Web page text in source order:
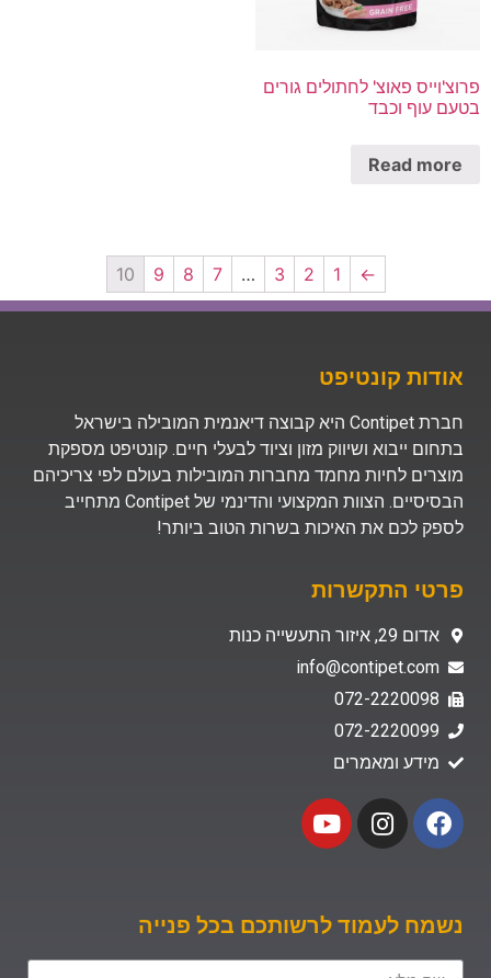
פרוצ'וייס פאוצ' לחתולים גורים
בטעם עוף וכבד
Read more
←
1
2
3
…
7
8
9
10
אודות קונטיפט
חברת Contipet היא קבוצה דיאנמית המובילה בישראל
בתחום ייבוא ושיווק מזון וציוד לבעלי חיים. קונטיפט מספקת
מוצרים לחיות מחמד מחברות המובילות בעולם לפי צריכיהם
הבסיסיים. הצוות המקצועי והדינמי של Contipet מתחייב
לספק לכם את האיכות בשרות הטוב ביותר!
פרטי התקשרות
אדום 29, איזור התעשייה כנות
info@contipet.com
072-2220098
072-2220099
מידע ומאמרים
נשמח לעמוד לרשותכם בכל פנייה